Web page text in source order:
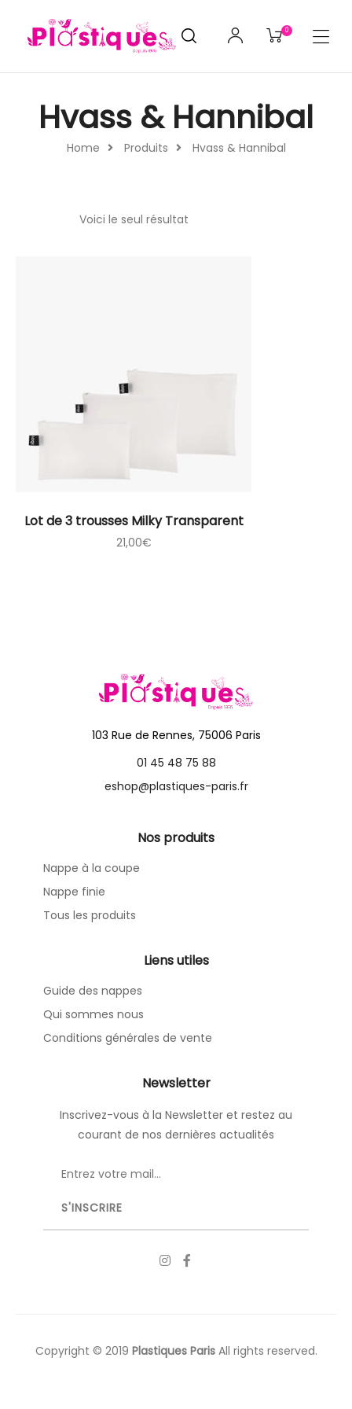
0
Home Produits Hvass & Hannibal
Hvass & Hannibal
Voici le seul résultat
Lot de 3 trousses Milky Transparent
21,00€
103 Rue de Rennes, 75006 Paris
01 45 48 75 88
eshop@plastiques-paris.fr
Nos produits
Nappe à la coupe
Nappe finie
Tous les produits
Liens utiles
Guide des nappes
Qui sommes nous
Conditions générales de vente
Newsletter
Inscrivez-vous à la Newsletter et restez au
courant de nos dernières actualités
Copyright © 2019 Plastiques ParisAll rights reserved.